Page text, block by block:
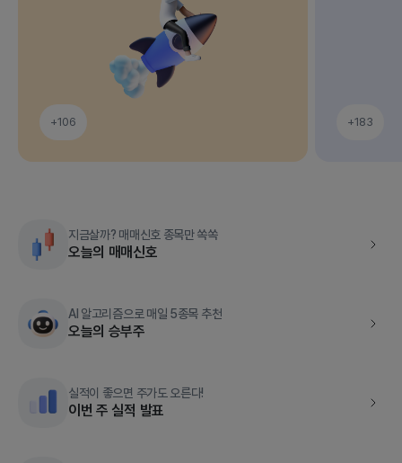
+106 +183
지금살까? 매매신호 종목만 쏙쏙
오늘의 매매신호
AI 알고리즘으로 매일 5종목 추천
오늘의 승부주
실적이 좋으면 주가도 오른다!
이번 주 실적 발표